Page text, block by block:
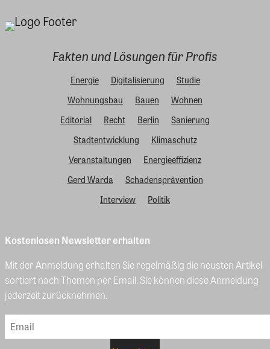
Fakten und Lösungen für Profis
Energie Digitalisierung
Studie
Wohnungsbau
Bauen
Wohnen
Editorial
Recht Berlin
Sanierung
Stadtentwicklung
Klimaschutz
Veranstaltungen
Energieeffizienz
Gerd Warda
Schadensprävention
Interview
Politik
Kostenlosen Newsletter erhalten
Mit der Anmeldung erhalten Sie regelmäßig die neusten Artikel
sortiert nach Themen per Email. Sie können diese Anmeldung
jederzeit zurücknehmen.